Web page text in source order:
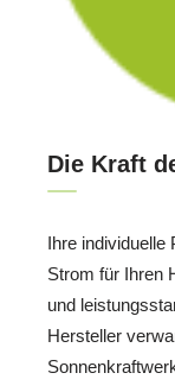
Die Kraft
Ihre individuelle
Strom für Ihren
und
Hersteller